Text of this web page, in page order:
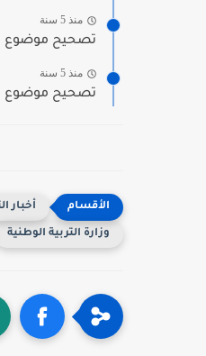
منذ 5 سنة
تصحيح موضوع
منذ 5 سنة
تصحيح موضوع
أخبار
وزارة التربية الوطنية